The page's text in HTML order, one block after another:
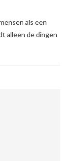
als een
alleen de dingen